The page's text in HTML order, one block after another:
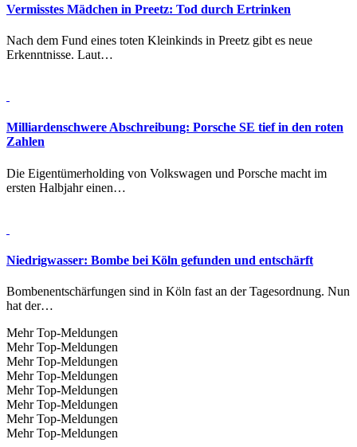
Vermisstes Mädchen in Preetz: Tod durch Ertrinken
Nach dem Fund eines toten Kleinkinds in Preetz gibt es neue
Erkenntnisse. Laut…
Milliardenschwere Abschreibung: Porsche SE tief in den roten
Zahlen
Die Eigentümerholding von Volkswagen und Porsche macht im
ersten Halbjahr einen…
Niedrigwasser: Bombe bei Köln gefunden und entschärft
Bombenentschärfungen sind in Köln fast an der Tagesordnung. Nun
hat der…
Mehr Top-Meldungen
Mehr Top-Meldungen
Mehr Top-Meldungen
Mehr Top-Meldungen
Mehr Top-Meldungen
Mehr Top-Meldungen
Mehr Top-Meldungen
Mehr Top-Meldungen